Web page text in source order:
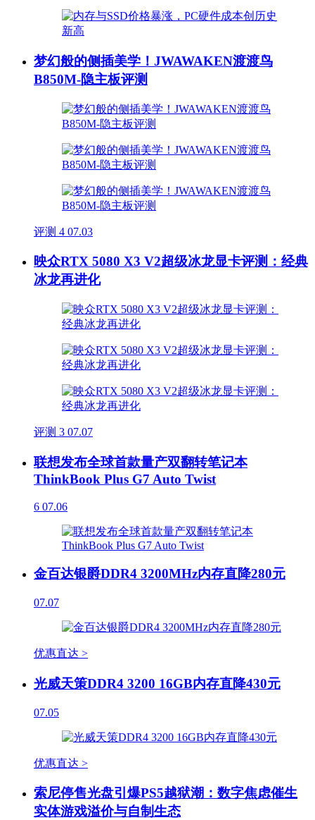
梦幻般的侧插美学！JWAWAKEN渡渡鸟
B850M-隐主板评测
评测 4 07.03
映众RTX 5080 X3 V2超级冰龙显卡评测：经典
冰龙再进化
评测 3 07.07
联想发布全球首款量产双翻转笔记本
ThinkBook Plus G7 Auto Twist
6 07.06
金百达银爵DDR4 3200MHz内存直降280元
07.07
优惠直达 >
光威天策DDR4 3200 16GB内存直降430元
07.05
优惠直达 >
索尼停售光盘引爆PS5越狱潮：数字焦虑催生
实体游戏溢价与自制生态